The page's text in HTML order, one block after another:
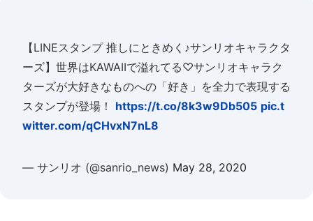
【LINEスタンプ 推しにときめく♪サンリオキャラクタ
ーズ】世界はKAWAIIで溢れてる♡サンリオキャラク
ターズが大好きなものへの「好き」を全力で表現する
スタンプが登場！ https://t.co/8k3w9Db505 pic.t
witter.com/qCHvxN7nL8
— サンリオ (@sanrio_news) May 28, 2020